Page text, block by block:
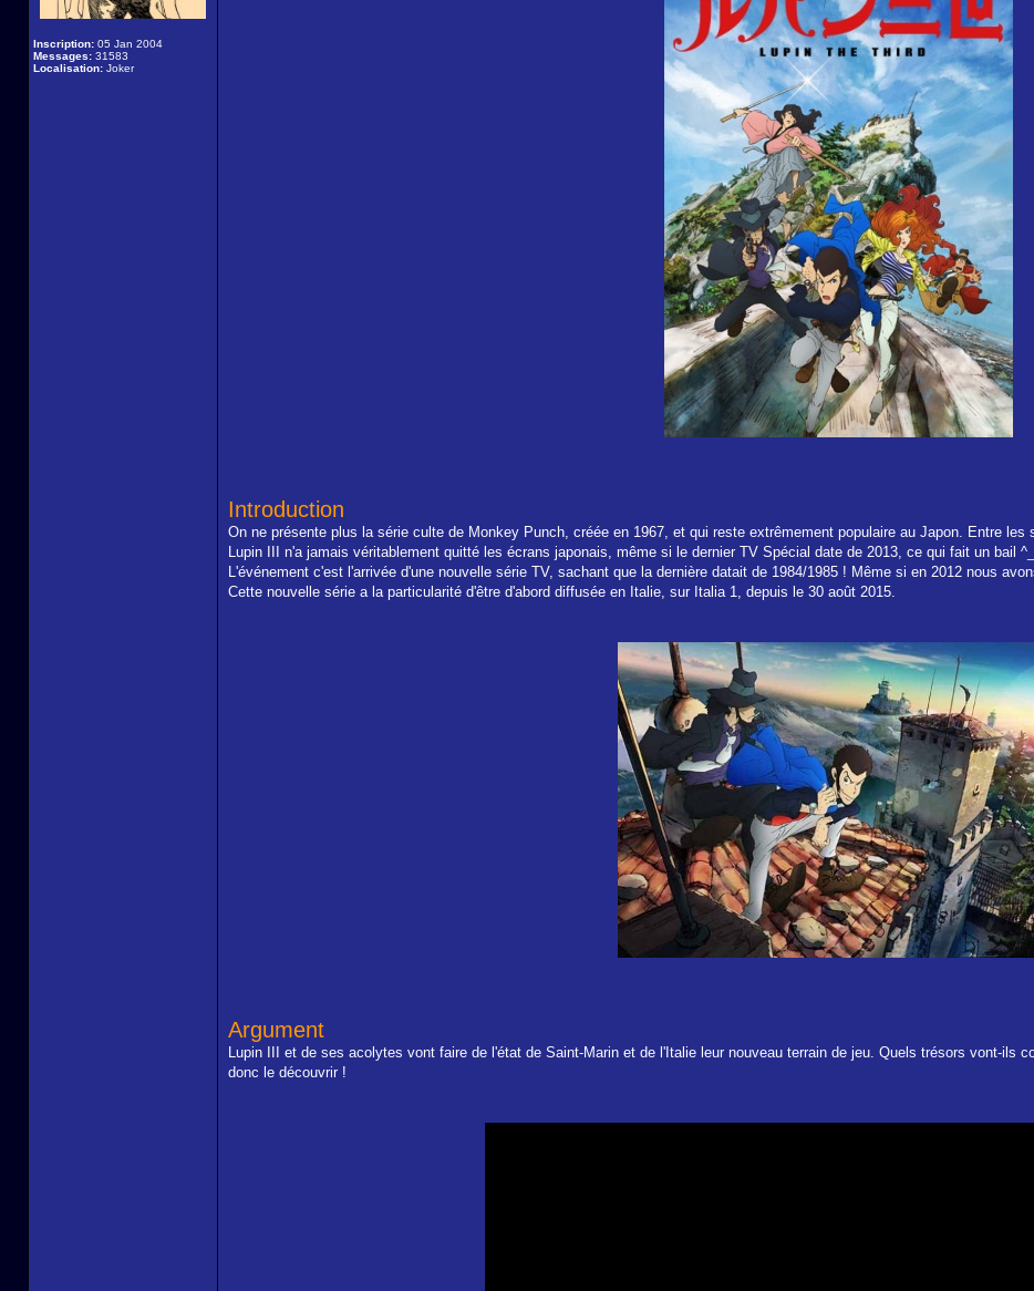
Inscription: 05 Jan 2004
Messages: 31583
Localisation: Joker
Introduction
On ne présente plus la série culte de Monkey Punch, créée en 1967, et qui reste extrêmement populaire au Japon. Entre
Lupin III n'a jamais véritablement quitté les écrans japonais, même si le dernier TV Spécial date de 2013, ce qui fait un bail
L'événement c'est l'arrivée d'une nouvelle série TV, sachant que la dernière datait de 1984/1985 ! Même si en 2012 nous
Cette nouvelle série a la particularité d'être d'abord diffusée en Italie, sur Italia 1, depuis le 30 août 2015.
Argument
Lupin III et de ses acolytes vont faire de l'état de Saint-Marin et de l'Italie leur nouveau terrain de jeu. Quels trésors vont-ils
donc le découvrir !